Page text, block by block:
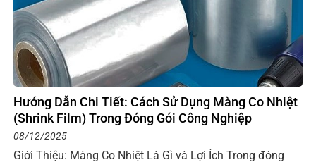
Hướng Dẫn Chi Tiết: Cách Sử Dụng Màng Co Nhiệt
(Shrink Film) Trong Đóng Gói Công Nghiệp
08/12/2025
Giới Thiệu: Màng Co Nhiệt Là Gì và Lợi Ích Trong đóng